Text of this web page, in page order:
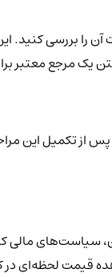
آن را بررسی کنید.
یک مرجع
از تکمیل این
مالی
قیمت